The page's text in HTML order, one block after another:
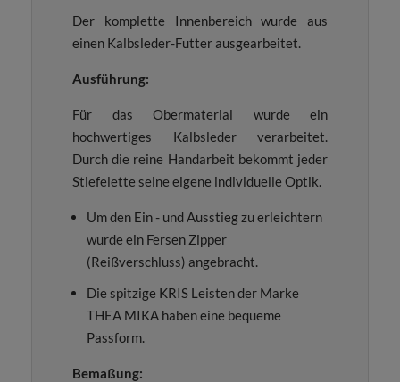
Der komplette Innenbereich wurde aus
einen Kalbsleder-Futter ausgearbeitet.
Ausführung:
Für das Obermaterial wurde ein
hochwertiges Kalbsleder verarbeitet.
Durch die reine Handarbeit bekommt jeder
Stiefelette seine eigene individuelle Optik.
Um den Ein - und Ausstieg zu erleichtern
wurde ein Fersen Zipper
(Reißverschluss) angebracht.
Die spitzige KRIS Leisten der Marke
THEA MIKA haben eine bequeme
Passform.
Bemaßung: